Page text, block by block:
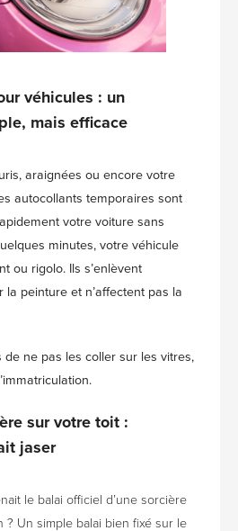
véhicules : un
mais efficace
araignées ou encore votre
autocollants temporaires sont
votre voiture sans
minutes, votre véhicule
ou rigolo. Ils s’enlèvent
peinture et n’affectent pas la
de ne pas les coller sur les vitres,
sur votre toit :
jaser
le balai officiel d’une sorcière
? Un simple balai bien fixé sur le